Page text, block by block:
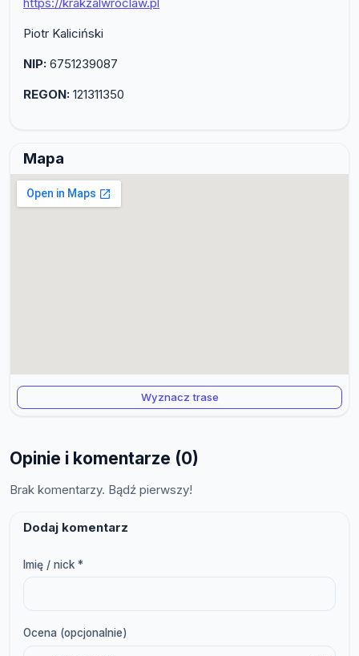
Piotr Kaliciński
NIP: 6751239087
REGON: 121311350
Mapa
Wyznacz trase
Opinie i komentarze (0)
Brak komentarzy. Bądź pierwszy!
Dodaj komentarz
Imię / nick *
Ocena (opcjonalnie)